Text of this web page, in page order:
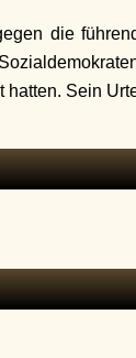
die
Sein